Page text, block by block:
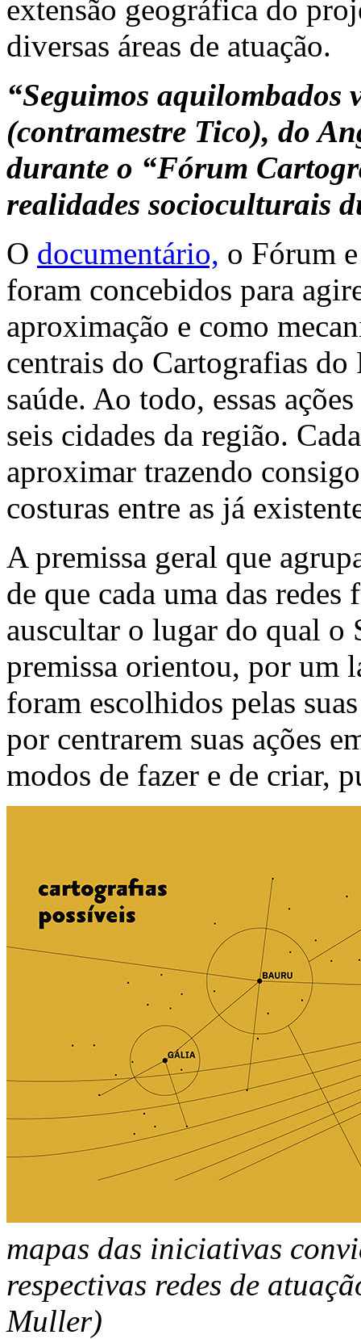
extensão geográfica do
diversas áreas de atuação.
“Seguimos
(contramestre Tico), do
durante o “Fórum
realidades socioculturais
O documentário, o Fórum
foram concebidos para
aproximação e como
centrais do Cartografias
saúde. Ao todo, essas
seis cidades da região.
aproximar trazendo
costuras entre as já
A premissa geral que
de que cada uma das
auscultar o lugar do qual o
premissa orientou, por um
foram escolhidos pelas
por centrarem suas ações
modos de fazer e de criar,
mapas das iniciativas
respectivas redes de
Muller)